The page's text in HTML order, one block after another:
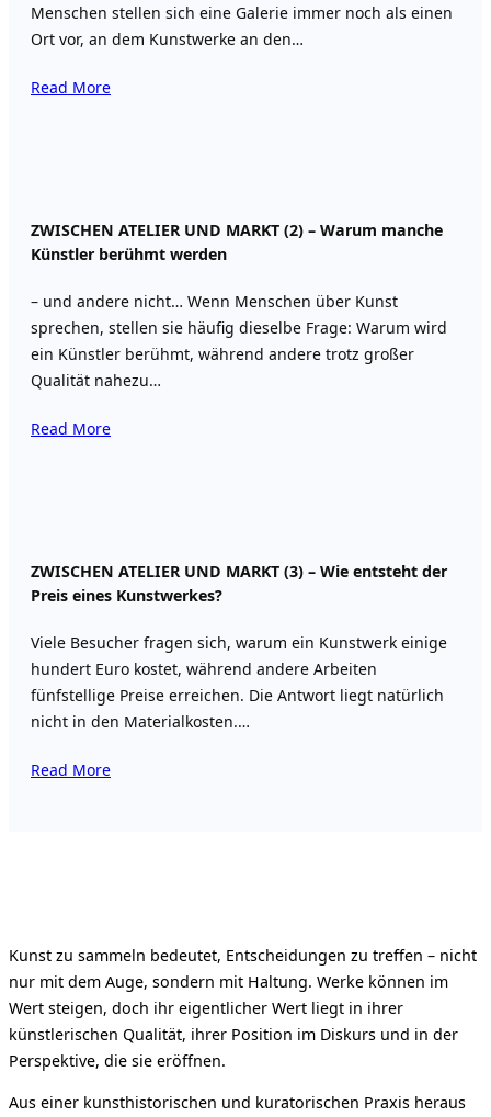
Menschen stellen sich eine Galerie immer noch als einen
Ort vor, an dem Kunstwerke an den…
Read More
ZWISCHEN ATELIER UND MARKT (2) – Warum manche
Künstler berühmt werden
– und andere nicht… Wenn Menschen über Kunst
sprechen, stellen sie häufig dieselbe Frage: Warum wird
ein Künstler berühmt, während andere trotz großer
Qualität nahezu…
Read More
ZWISCHEN ATELIER UND MARKT (3) – Wie entsteht der
Preis eines Kunstwerkes?
Viele Besucher fragen sich, warum ein Kunstwerk einige
hundert Euro kostet, während andere Arbeiten
fünfstellige Preise erreichen. Die Antwort liegt natürlich
nicht in den Materialkosten.…
Read More
Kunst zu sammeln bedeutet, Entscheidungen zu treffen – nicht
nur mit dem Auge, sondern mit Haltung. Werke können im
Wert steigen, doch ihr eigentlicher Wert liegt in ihrer
künstlerischen Qualität, ihrer Position im Diskurs und in der
Perspektive, die sie eröffnen.
Aus einer kunsthistorischen und kuratorischen Praxis heraus